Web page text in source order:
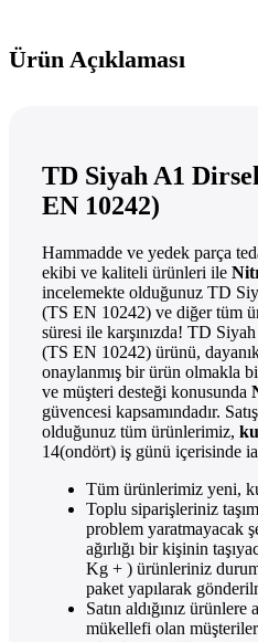
Ürün Açıklaması
TD Siyah A1
EN 10242)
Hammadde ve yedek parça
ekibi ve kaliteli ürünleri ile
incelemekte olduğunuz TD
(TS EN 10242) ve diğer tüm
süresi ile karşınızda! TD
(TS EN 10242) ürünü,
onaylanmış bir ürün olmakla
ve müşteri desteği konusunda
güvencesi kapsamındadır.
olduğunuz tüm ürünlerimiz,
14(ondört) iş günü içerisinde
Tüm ürünlerimiz yeni,
Toplu siparişleriniz
problem yaratmayacak
ağırlığı bir kişinin
Kg + ) ürünleriniz
paket yapılarak
Satın aldığınız
mükellefi olan